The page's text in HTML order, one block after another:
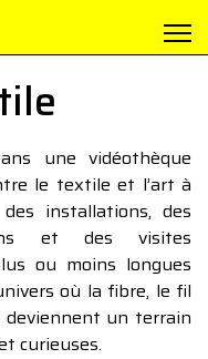
une vidéothèque
le textile et l’art à
installations, des
et des visites
ou moins longues
où la fibre, le fil
un terrain
curieuses.